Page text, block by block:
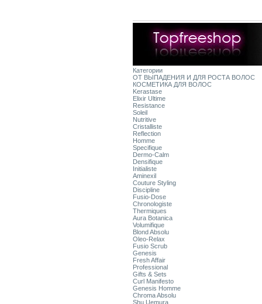
Категории
ОТ ВЫПАДЕНИЯ И ДЛЯ РОСТА ВОЛОС
КОСМЕТИКА ДЛЯ ВОЛОС
Kerastase
Elixir Ultime
Resistance
Soleil
Nutritive
Cristalliste
Reflection
Homme
Specifique
Dermo-Calm
Densifique
Initialiste
Aminexil
Couture Styling
Discipline
Fusio-Dose
Chronologiste
Thermiques
Aura Botanica
Volumifique
Blond Absolu
Oleo-Relax
Fusio Scrub
Genesis
Fresh Affair
Professional
Gifts & Sets
Curl Manifesto
Genesis Homme
Chroma Absolu
Shu Uemura